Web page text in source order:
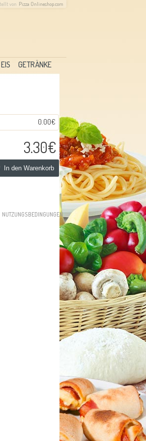
von Pizza Onlineshop.com
GETRÄNKE
0.00€
3.30€
In den Warenkorb
NUTZUNGSBEDINGUNGEN